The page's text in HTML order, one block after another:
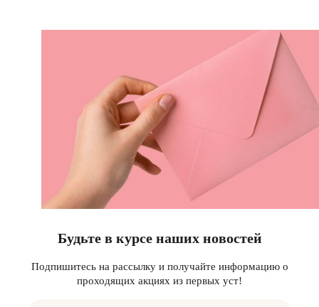
Будьте в курсе наших новостей
Подпишитесь на рассылку и получайте информацию о
проходящих акциях из первых уст!